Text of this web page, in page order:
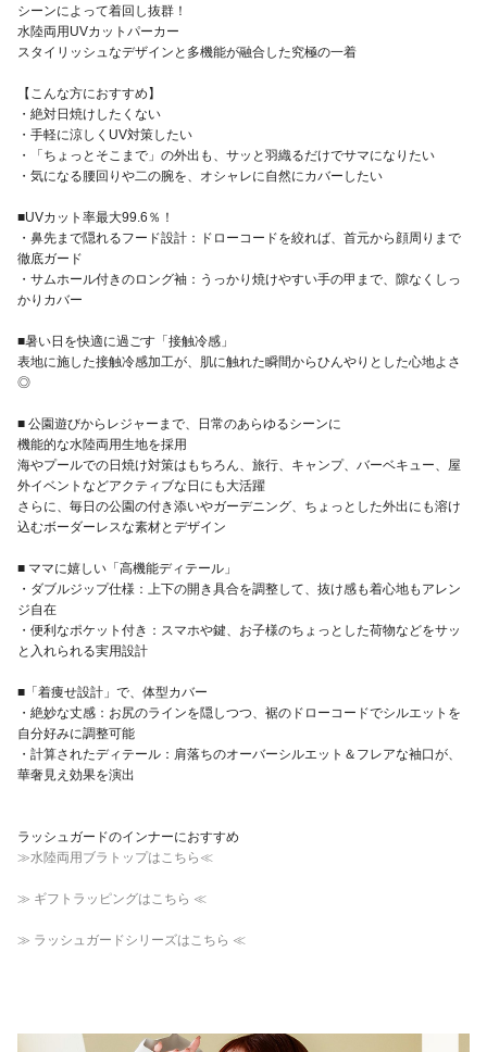
シーンによって着回し抜群！
水陸両用UVカットパーカー
スタイリッシュなデザインと多機能が融合した究極の一着
【こんな方におすすめ】
・絶対日焼けしたくない
・手軽に涼しくUV対策したい
・「ちょっとそこまで」の外出も、サッと羽織るだけでサマになりたい
・気になる腰回りや二の腕を、オシャレに自然にカバーしたい
■UVカット率最大99.6％！
・鼻先まで隠れるフード設計：ドローコードを絞れば、首元から顔周りまで
徹底ガード
・サムホール付きのロング袖：うっかり焼けやすい手の甲まで、隙なくしっ
かりカバー
■暑い日を快適に過ごす「接触冷感」
表地に施した接触冷感加工が、肌に触れた瞬間からひんやりとした心地よさ
◎
■ 公園遊びからレジャーまで、日常のあらゆるシーンに
機能的な水陸両用生地を採用
海やプールでの日焼け対策はもちろん、旅行、キャンプ、バーベキュー、屋
外イベントなどアクティブな日にも大活躍
さらに、毎日の公園の付き添いやガーデニング、ちょっとした外出にも溶け
込むボーダーレスな素材とデザイン
■ ママに嬉しい「高機能ディテール」
・ダブルジップ仕様：上下の開き具合を調整して、抜け感も着心地もアレン
ジ自在
・便利なポケット付き：スマホや鍵、お子様のちょっとした荷物などをサッ
と入れられる実用設計
■「着痩せ設計」で、体型カバー
・絶妙な丈感：お尻のラインを隠しつつ、裾のドローコードでシルエットを
自分好みに調整可能
・計算されたディテール：肩落ちのオーバーシルエット＆フレアな袖口が、
華奢見え効果を演出
ラッシュガードのインナーにおすすめ
≫水陸両用ブラトップはこちら≪
≫ ギフトラッピングはこちら ≪
≫ ラッシュガードシリーズはこちら ≪